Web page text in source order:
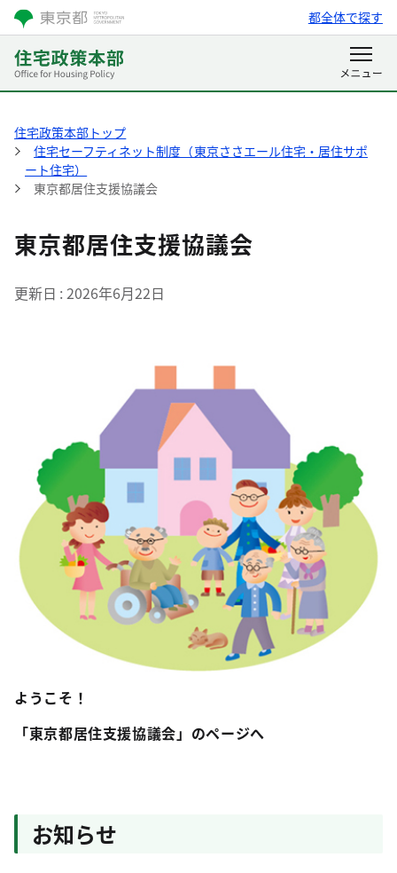
都全体で探す
住宅政策本部トップ
住宅セーフティネット制度（東京ささエール住宅・居住サポ
ート住宅）
東京都居住支援協議会
東京都居住支援協議会
更新日 2026年6月22日
ようこそ！
「東京都居住支援協議会」のページへ
お知らせ